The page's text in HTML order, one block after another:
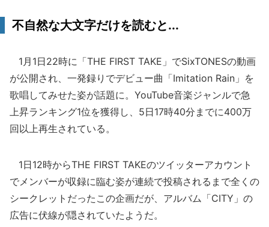
不自然な大文字だけを読むと...
1月1日22時に「THE FIRST TAKE」でSixTONESの動画
が公開され、一発録りでデビュー曲「Imitation Rain」を
歌唱してみせた姿が話題に。YouTube音楽ジャンルで急
上昇ランキング1位を獲得し、5日17時40分までに400万
回以上再生されている。
1日12時からTHE FIRST TAKEのツイッターアカウント
でメンバーが収録に臨む姿が連続で投稿されるまで全くの
シークレットだったこの企画だが、アルバム「CITY」の
広告に伏線が隠されていたようだ。